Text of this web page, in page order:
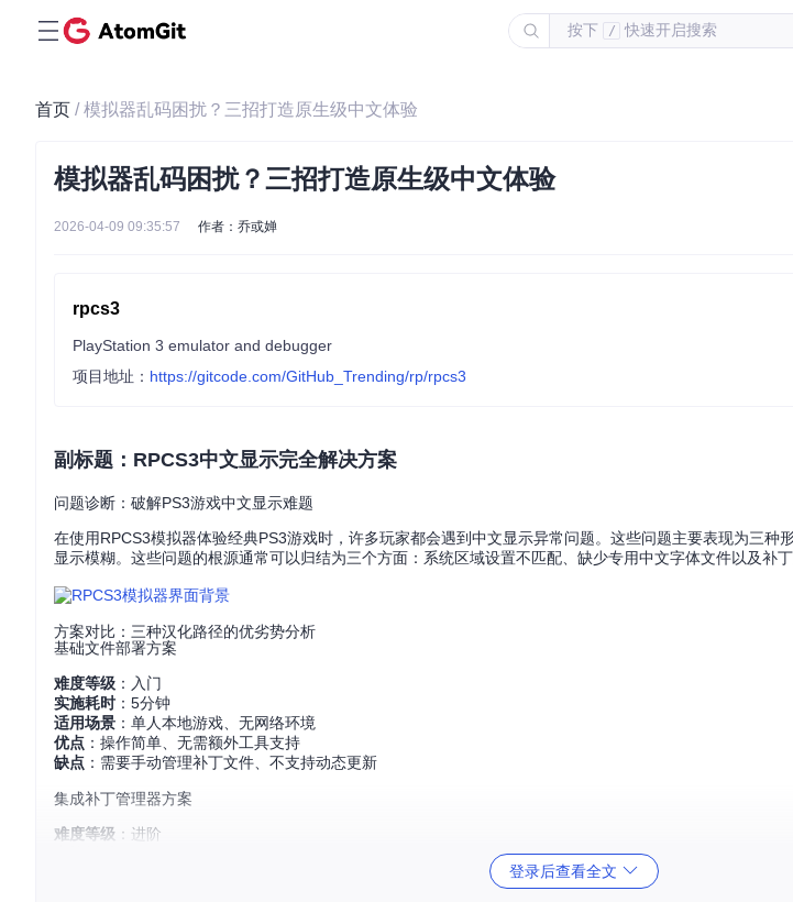
按下 / 快速开启搜索
首页 / 模拟器乱码困扰？三招打造原生级中文体验
模拟器乱码困扰？三招打造原生级中文体验
2026-04-09 09:35:57 作者：乔或婵
rpcs3
PlayStation 3 emulator and debugger
项目地址： https://gitcode.com/GitHub_Trending/rp/rpcs3
副标题：RPCS3中文显示完全解决方案
问题诊断：破解PS3游戏中文显示难题
在使用RPCS3模拟器体验经典PS3游戏时，许多玩家都会遇到中文显示异常问题。这些问题主要表现为三种
显示模糊。这些问题的根源通常可以归结为三个方面：系统区域设置不匹配、缺少专用中文字体文件以及补丁
方案对比：三种汉化路径的优劣势分析
基础文件部署方案
难度等级 ：入门
实施耗时 ：5分钟
适用场景 ：单人本地游戏、无网络环境
优点 ：操作简单、无需额外工具支持
缺点 ：需要手动管理补丁文件、不支持动态更新
集成补丁管理器方案
难度等级 ：进阶
登录后查看全文